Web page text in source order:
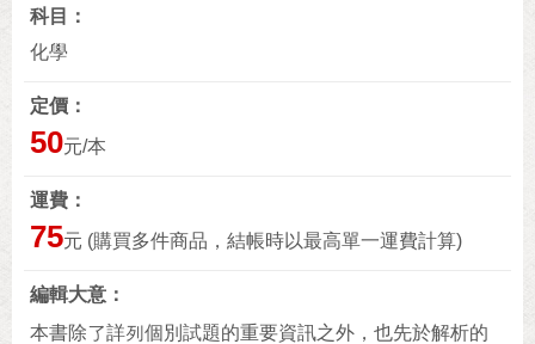
科目
化學
定價
50元/本
運費
75元 (購買多件商品，結帳時以最高單一運費計算)
編輯大意
本書除了詳列個別試題的重要資訊之外，也先於解析的